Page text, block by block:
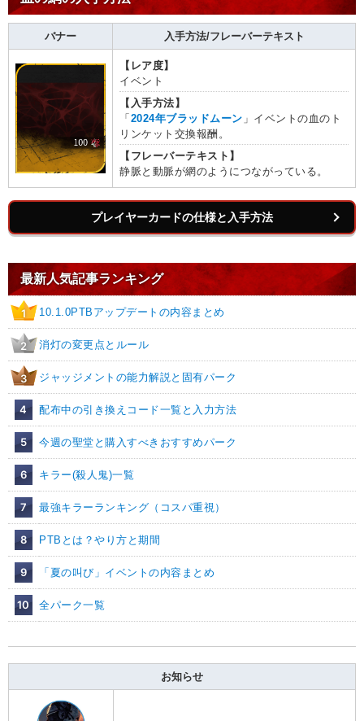
バナー 入手方法/フレーバーテキスト
【レア度】
イベント
【入手方法】
「 2024年ブラッドムーン 」イベントの血のト
リンケット交換報酬。
【フレーバーテキスト】
静脈と動脈が網のようにつながっている。
プレイヤーカードの仕様と入手方法
最新人気記事ランキング
1 10.1.0PTBアップデートの内容まとめ
2 消灯の変更点とルール
3 ジャッジメントの能力解説と固有パーク
4 配布中の引き換えコード一覧と入力方法
5 今週の聖堂と購入すべきおすすめパーク
6 キラー(殺人鬼)一覧
7 最強キラーランキング（コスパ重視）
8 PTBとは？やり方と期間
9 「夏の叫び」イベントの内容まとめ
10 全パーク一覧
お知らせ